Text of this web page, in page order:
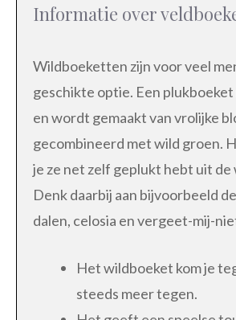
Informatie over
Wildboeketten zijn voor veel
geschikte optie. Een
en wordt gemaakt van vrolijke
gecombineerd met wild groen.
je ze net zelf geplukt hebt uit de
Denk daarbij aan bijvoorbeeld
dalen, celosia en vergeet-mij-
Het wildboeket kom je
steeds meer tegen.